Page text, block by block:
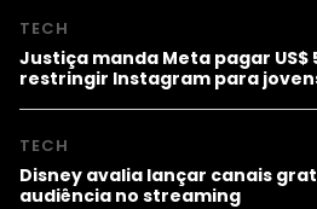
TECH
Justiça manda Meta pagar US$
restringir Instagram para
TECH
Disney avalia lançar canais
audiência no streaming